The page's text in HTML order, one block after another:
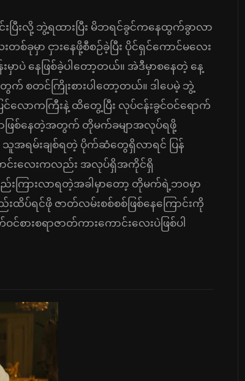
းလို့ ဘွဲ့ရထားပြီး မိဘရင်ခွင်ကနေထွက်ခွာလာ
မှာ ငှားနေဖို့စီစဉ်ခဲ့ပြီး ပိုင်ရှင်ကောင်မလေး
နေဖြစ်ခဲ့ပါတော့တယ်။ အဲဒီမှာစနေတဲ့ နေ့
စတင်ကြိုးစားပါတော့တယ်။ ဒါပေမဲ့ ဘွဲ့
ကြီးနဲ့ ထိတွေ့ပြီး လုပ်ငန်းခွင်ဝင်ရောက်
ာဖြစ်နေတဲ့အတွက် တိုမက်ခမျာအလုပ်ရဖို့
ရမ်းချစ်ရတဲ့ ပိုက်ဆံတွေရှိလာရင် ပြန်
ာင်းလေးကလည်း အလုပ်ရှိအကိုင်ရှိ
ကြားလာရတဲ့အခါမှာတော့ တိုမက်ရဲ့ဘ၀မှာ
င်ဖို ဇာတ်လမ်းစစ်စစ်ဖြစ်နေကြောင်းကို
းစရာဇာတ်ကားကောင်းလေးပဲဖြစ်ပါ